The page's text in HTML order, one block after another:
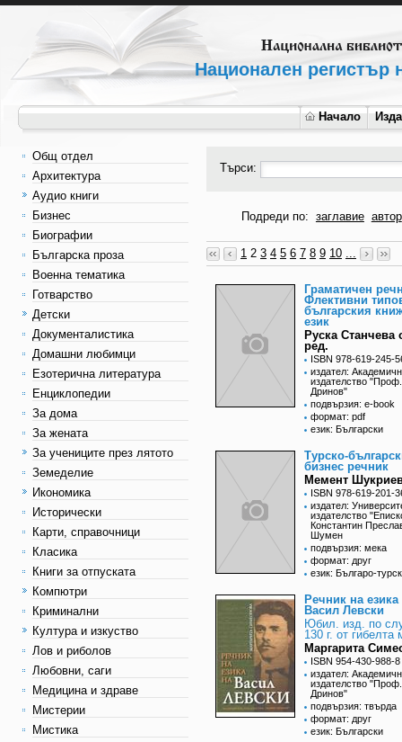
Национален регистър
Начало
Общ отдел
Архитектура
Аудио книги
Бизнес
Биографии
Българска проза
Военна тематика
Готварство
Детски
Документалистика
Домашни любимци
Езотерична литература
Енциклопедии
За дома
За жената
За учениците през лятото
Земеделие
Икономика
Исторически
Карти, справочници
Класика
Книги за отпуската
Компютри
Криминални
Култура и изкуство
Лов и риболов
Любовни, саги
Медицина и здраве
Мистерии
Мистика
Търси:
Подреди по: заглавие автор
1 2 3 4 5 6 7 8 9 10 ...
Граматичен
Флективни
българския
език
Руска Станчева
ред.
ISBN 978-619-245-
издател:
издателство
Дринов"
подвързия: e-book
формат: pdf
език: Български
Турско-
бизнес речник
Мемент
ISBN 978-619-201-
издател:
издателство
Константин
Шумен
подвързия: мека
формат: друг
език: Българо-
Речник на езика
Васил Левски
Юбил. изд. по
130 г. от гибелта
Маргарита
ISBN 954-430-988-8
издател:
издателство
Дринов"
подвързия: твърда
формат: друг
език: Български